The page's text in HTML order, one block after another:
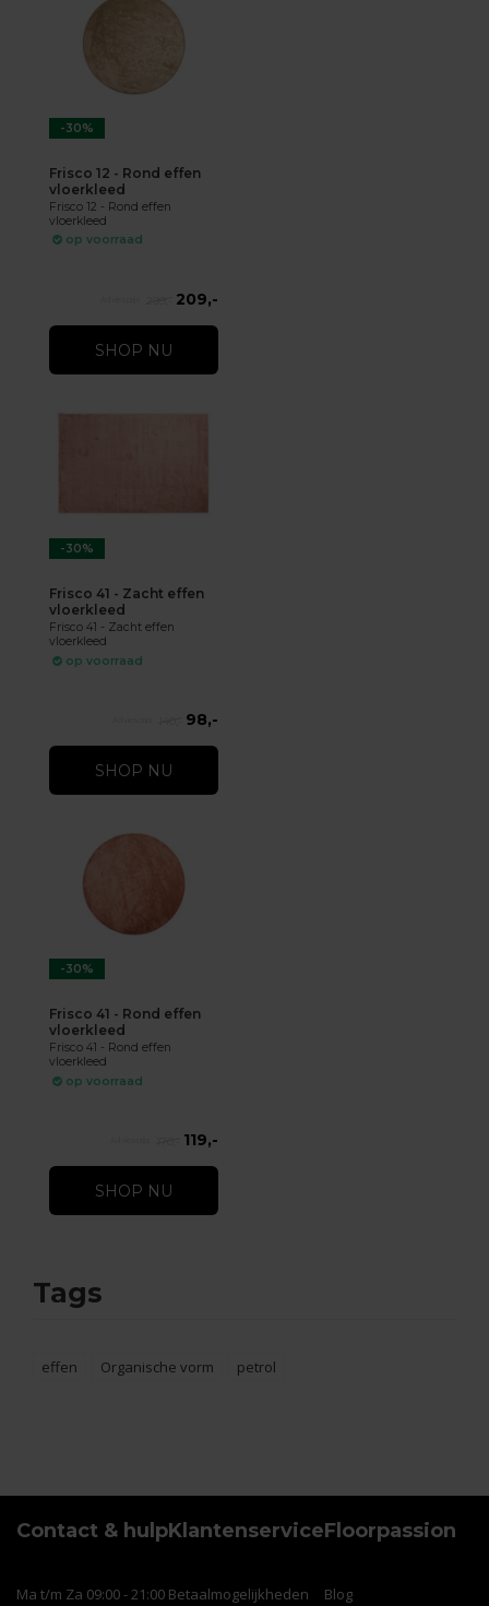
-30%
Frisco 12 - Rond effen
vloerkleed
Frisco 12 - Rond effen
vloerkleed
op voorraad
209,-
SHOP NU
-30%
Frisco 41 - Zacht effen
vloerkleed
Frisco 41 - Zacht effen
vloerkleed
op voorraad
98,-
SHOP NU
-30%
Frisco 41 - Rond effen
vloerkleed
Frisco 41 - Rond effen
vloerkleed
op voorraad
119,-
SHOP NU
Tags
effen Organische vorm petrol
Contact & hulp
Ma t/m Za 09:00 - 21:00
Klantenservice
Betaalmogelijkheden
Floorpassion
Blog